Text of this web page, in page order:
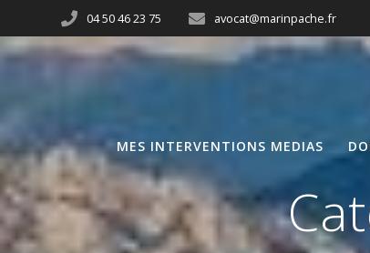
04 50 46 23 75 avocat@marinpache.fr
MES INTERVENTIONS MEDIAS